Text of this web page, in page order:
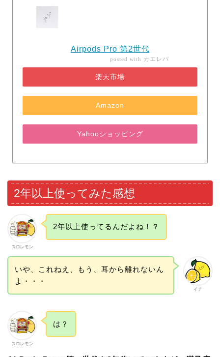
Airpods Pro 第2世代
posted with カエレバ
楽天市場
Amazon
Yahooショッピング
2年以上使ってみた感想
スロレモン
2年以上使ってるんだよね！？
イチ
いや、これねえ、もう、耳から離れないん
よ・・・
スロレモン
は？